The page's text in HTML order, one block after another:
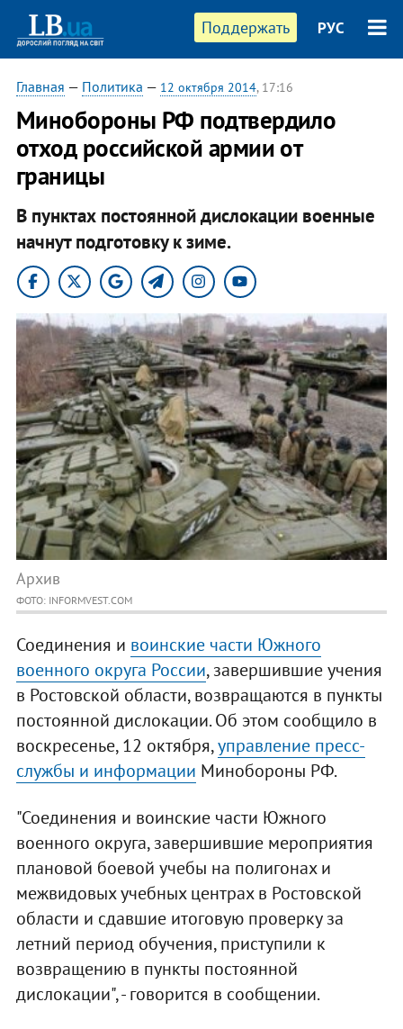
Поддержать РУС
Главная — Политика — 12 октября 2014, 17:16
Минобороны РФ подтвердило
отход российской армии от
границы
В пунктах постоянной дислокации военные
начнут подготовку к зиме.
Архив
ФОТО: INFORMVEST.COM
Соединения и воинские части Южного
военного округа России, завершившие учения
в Ростовской области, возвращаются в пункты
постоянной дислокации. Об этом сообщило в
воскресенье, 12 октября,управление пресс-
службы и информации Минобороны РФ.
"Соединения и воинские части Южного
военного округа, завершившие мероприятия
плановой боевой учебы на полигонах и
межвидовых учебных центрах в Ростовской
области и сдавшие итоговую проверку за
летний период обучения, приступили к
возвращению в пункты постоянной
дислокации", - говорится в сообщении.